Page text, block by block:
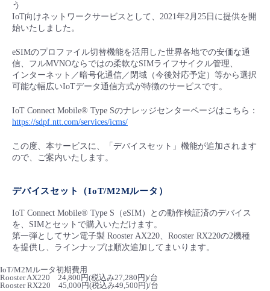
すべてのメニューを見る
管理機能
すべてのメニューを見る
モニタリング/監査
サポート
すべてのメニューを見る
- 初期設定・確認
- ユーザー機能の管理
- 登録情報の管理
- APIリファレンス
- Flexible InterConnect
- Flexible Remote Access
- IoT
- マルチクラウド利用
- リモートワーク
- ITインフラストラクチャー
- その他
メンテナンス予定
定期メンテナンス
トレーニング/操作動画
脱炭素化
う
IoT向けネットワークサービスとして、2021年2月25日に提供を開
始いたしました。
eSIMのプロファイル切替機能を活用した世界各地での安価な通
信、フルMVNOならではの柔軟なSIMライフサイクル管理、
インターネット／暗号化通信／閉域（今後対応予定）等から選択
可能な幅広いIoTデータ通信方式が特徴のサービスです。
IoT Connect Mobile® Type Sのナレッジセンターページはこちら：
https://sdpf.ntt.com/services/icms/
この度、本サービスに、「デバイスセット」機能が追加されます
ので、ご案内いたします。
デバイスセット（IoT/M2Mルータ）
IoT Connect Mobile® Type S（eSIM）との動作検証済のデバイス
を、SIMとセットで購入いただけます。
第一弾としてサン電子製 Rooster AX220、Rooster RX220の2機種
を提供し、ラインナップは順次追加してまいります。
IoT/M2Mルータ初期費用
Rooster AX220 24,800円(税込み27,280円)/台
Rooster RX220 45,000円(税込み49,500円)/台